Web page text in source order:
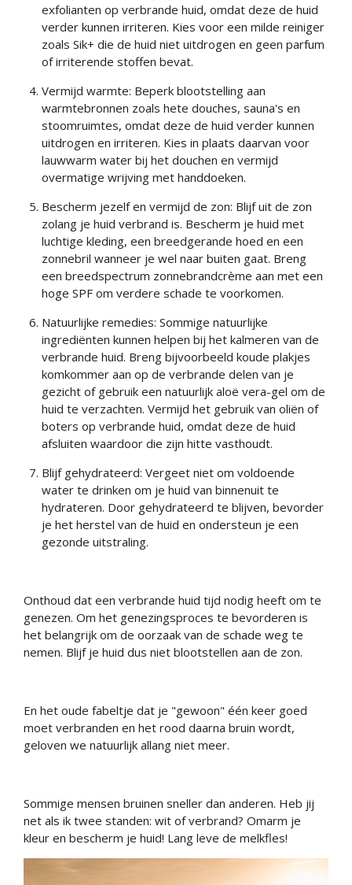
exfolianten op verbrande huid, omdat deze de huid
verder kunnen irriteren. Kies voor een milde reiniger
zoals Sik+ die de huid niet uitdrogen en geen parfum
of irriterende stoffen bevat.
Vermijd warmte: Beperk blootstelling aan
warmtebronnen zoals hete douches, sauna's en
stoomruimtes, omdat deze de huid verder kunnen
uitdrogen en irriteren. Kies in plaats daarvan voor
lauwwarm water bij het douchen en vermijd
overmatige wrijving met handdoeken.
Bescherm jezelf en vermijd de zon: Blijf uit de zon
zolang je huid verbrand is. Bescherm je huid met
luchtige kleding, een breedgerande hoed en een
zonnebril wanneer je wel naar buiten gaat. Breng
een breedspectrum zonnebrandcrème aan met een
hoge SPF om verdere schade te voorkomen.
Natuurlijke remedies: Sommige natuurlijke
ingrediënten kunnen helpen bij het kalmeren van de
verbrande huid. Breng bijvoorbeeld koude plakjes
komkommer aan op de verbrande delen van je
gezicht of gebruik een natuurlijk aloë vera-gel om de
huid te verzachten. Vermijd het gebruik van oliën of
boters op verbrande huid, omdat deze de huid
afsluiten waardoor die zijn hitte vasthoudt.
Blijf gehydrateerd: Vergeet niet om voldoende
water te drinken om je huid van binnenuit te
hydrateren. Door gehydrateerd te blijven, bevorder
je het herstel van de huid en ondersteun je een
gezonde uitstraling.
Onthoud dat een verbrande huid tijd nodig heeft om te
genezen. Om het genezingsproces te bevorderen is
het belangrijk om de oorzaak van de schade weg te
nemen. Blijf je huid dus niet blootstellen aan de zon.
En het oude fabeltje dat je "gewoon" één keer goed
moet verbranden en het rood daarna bruin wordt,
geloven we natuurlijk allang niet meer.
Sommige mensen bruinen sneller dan anderen. Heb jij
net als ik twee standen: wit of verbrand? Omarm je
kleur en bescherm je huid! Lang leve de melkfles!